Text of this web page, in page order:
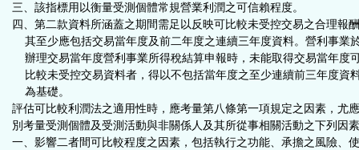
三、該指標用以衡量受測個體常規營業利潤之可信賴程度。
四、第二款資料所涵蓋之期間需足以反映可比較未受控交易之合理報
其至少應包括交易當年度及前二年度之連續三年度資料。營利事業
辦理交易當年度營利事業所得稅結算申報時，未能取得交易當年度
比較未受控交易資料者，得以不包括當年度之至少連續前三年度資
為基礎。
評估可比較利潤法之適用性時，應考量第八條第一項規定之因素，尤
別考量受測個體及受測活動與非關係人及其所從事相關活動之下列因
一、影響二者間可比較程度之因素，包括執行之功能、承擔之風險、